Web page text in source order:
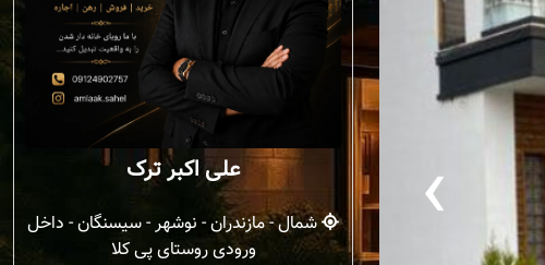
‹ علی اکبر ترک
شمال - مازندران - نوشهر - سیسنگان - داخل
ورودی روستای پی کلا